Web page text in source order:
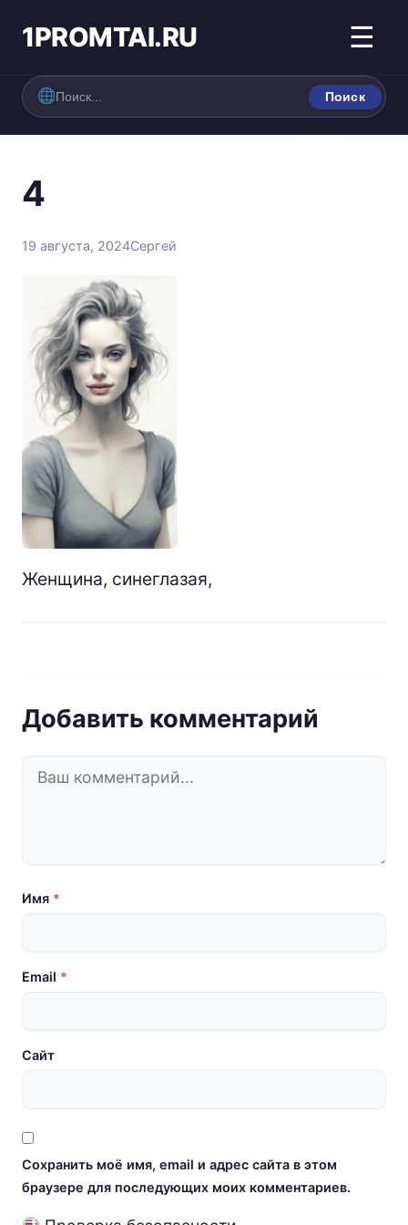
1PROMTAI.RU ☰
Поиск
4
19 августа, 2024Сергей
Женщина, синеглазая,
Добавить комментарий
Имя *
Email *
Сайт
Сохранить моё имя, email и адрес сайта в этом
браузере для последующих моих комментариев.